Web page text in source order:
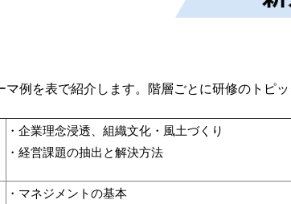
例を表で紹介します。階層ごとに研修のトピッ
・企業理念浸透、組織文化・風土づくり
・経営課題の抽出と解決方法
・マネジメントの基本